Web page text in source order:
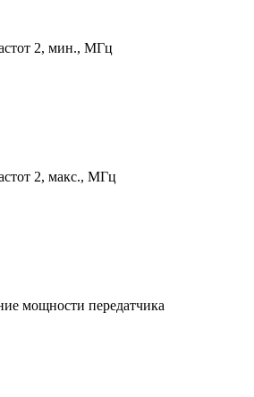
2, мин., МГц
2, макс., МГц
мощности передатчика